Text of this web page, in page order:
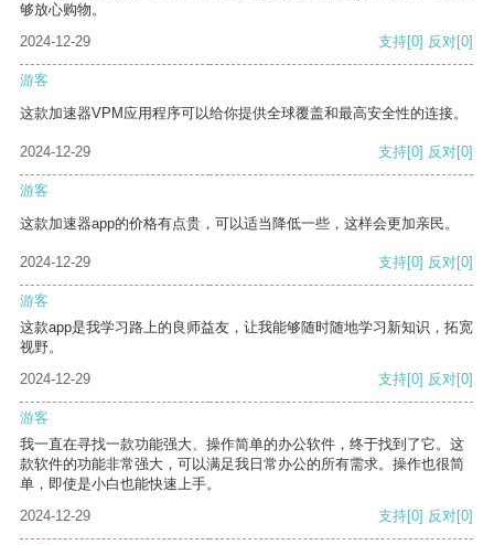
够放心购物。
2024-12-29
支持[0] 反对[0]
游客
这款加速器VPM应用程序可以给你提供全球覆盖和最高安全性的连接。
2024-12-29 支持[0] 反对[0]
游客
这款加速器app的价格有点贵，可以适当降低一些，这样会更加亲民。
2024-12-29 支持[0] 反对[0]
游客
这款app是我学习路上的良师益友，让我能够随时随地学习新知识，拓宽
视野。
2024-12-29
支持[0] 反对[0]
游客
我一直在寻找一款功能强大、操作简单的办公软件，终于找到了它。这
款软件的功能非常强大，可以满足我日常办公的所有需求。操作也很简
单，即使是小白也能快速上手。
2024-12-29
支持[0] 反对[0]